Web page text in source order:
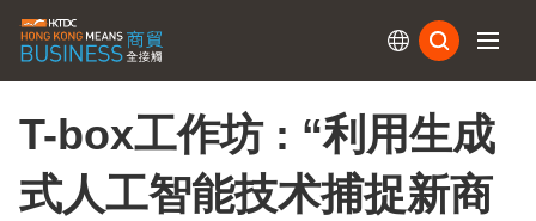
T-box工作坊 : “利用生成
式人工智能技术捕捉新商